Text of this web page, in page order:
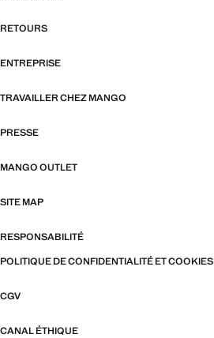
RETOURS
ENTREPRISE
TRAVAILLER CHEZ MANGO
PRESSE
MANGO OUTLET
SITE MAP
RESPONSABILITÉ
POLITIQUE DE CONFIDENTIALITÉ ET COOKIES
CGV
CANAL ÉTHIQUE